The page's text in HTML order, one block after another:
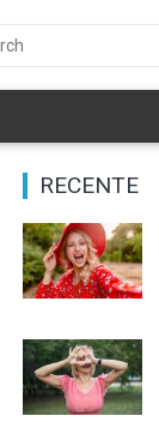
RECENTE